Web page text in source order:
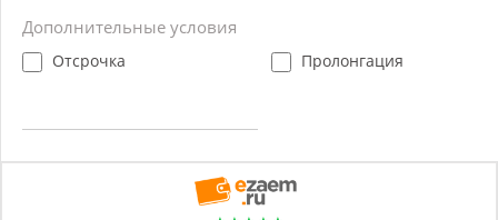
Дополнительные условия
Отсрочка Пролонгация